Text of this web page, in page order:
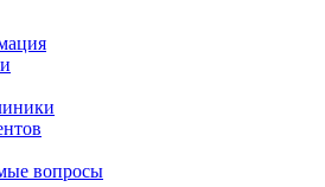
вопросы